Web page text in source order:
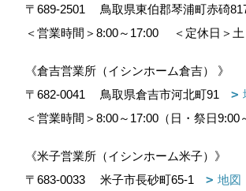
〒689-2501
鳥取県東伯郡琴浦町赤碕
＜営業時間＞8:00～17:00
＜定休日＞
《倉吉営業所（イシンホーム倉吉） 》
〒682-0041
鳥取県倉吉市河北町91
＜営業時間＞8:00～17:00（日・祭日
《米子営業所（イシンホーム米子）》
〒683-0033
米子市長砂町65-1 地図